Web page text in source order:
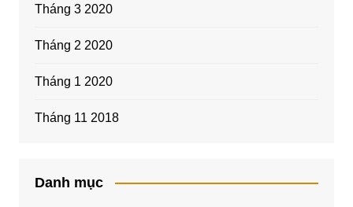
Tháng 3 2020
Tháng 2 2020
Tháng 1 2020
Tháng 11 2018
Danh mục